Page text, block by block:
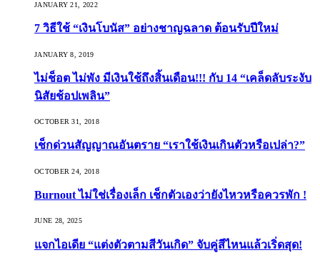
JANUARY 21, 2022
7 วิธีใช้ “เงินโบนัส” อย่างชาญฉลาด ต้อนรับปีใหม่
JANUARY 8, 2019
ไม่ช็อต ไม่พัง มีเงินใช้ถึงสิ้นเดือน!!! กับ 14 “เคล็ดลับระงับ
นิสัยช้อปเพลิน”
OCTOBER 31, 2018
เช็กด่วนสัญญาณอันตราย “เราใช้เงินเกินตัวหรือเปล่า?”
OCTOBER 24, 2018
Burnout ไม่ใช่เรื่องเล็ก เช็กตัวเองว่ายังไหวหรือควรพัก !
JUNE 28, 2025
แจกไอเดีย “แต่งตัวตามสีวันเกิด” จับคู่สีไหนแล้วเริ่ดสุด!